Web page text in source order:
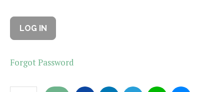
Forgot Password